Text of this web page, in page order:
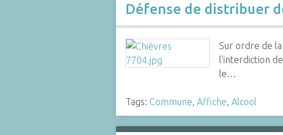
Défense de distribuer
Sur ordre de
l'interdiction
le…
Tags: Commune, Affiche, Alcool